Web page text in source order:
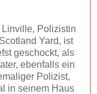
Linville, Polizistin
Yard, ist
geschockt, als
ebenfalls ein
Polizist,
in seinem Haus